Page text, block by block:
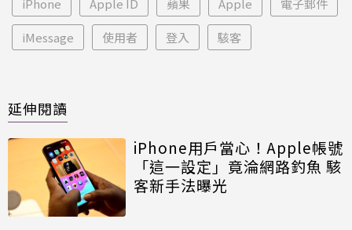
iPhone Apple ID 蘋果 Apple 電子郵件
iMessage 使用者 登入 駭客
延伸閱讀
iPhone用戶當心！Apple帳號
「這一設定」竟淪網路釣魚 駭
客新手法曝光